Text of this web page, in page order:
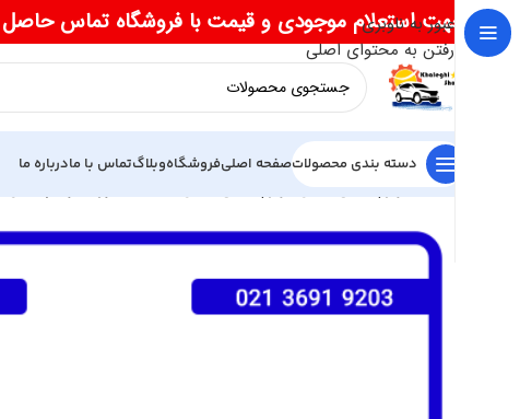
عبور به ناوبری
رفتن به محتوای اصلی
جهت استعلام موجودی و قیمت با فروشگاه تماس حاصل
دسته بندی محصولاتصفحه اصلیفروشگاهوبلاگتماس با مادرباره ما
خانه لوازم یدکی لیفان